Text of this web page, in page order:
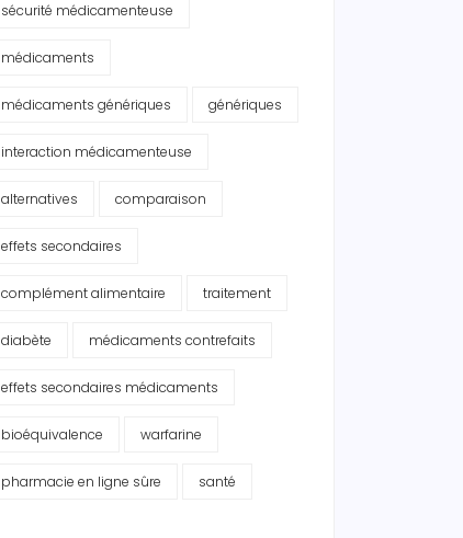
sécurité médicamenteuse
médicaments
médicaments génériques génériques
interaction médicamenteuse
alternatives comparaison
effets secondaires
complément alimentaire traitement
diabète médicaments contrefaits
effets secondaires médicaments
bioéquivalence warfarine
pharmacie en ligne sûre santé